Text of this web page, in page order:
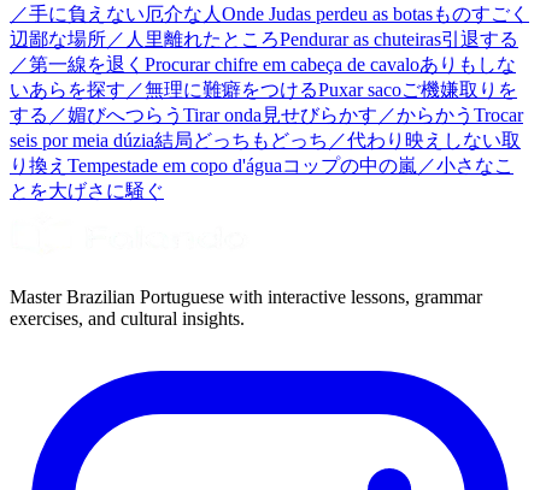
／手に負えない厄介な人 Onde Judas perdeu as botasものすごく
辺鄙な場所／人里離れたところPendurar as chuteiras引退する
／第一線を退く Procurar chifre em cabeça de cavaloありもしな
いあらを探す／無理に難癖をつけるPuxar sacoご機嫌取りを
する／媚びへつらう Tirar onda 見せびらかす／からかう Trocar
seis por meia dúzia結局どっちもどっち／代わり映えしない取
り換え Tempestade em copo d'águaコップの中の嵐／小さなこ
とを大げさに騒ぐ
Master Brazilian Portuguese with interactive lessons, grammar
exercises, and cultural insights.